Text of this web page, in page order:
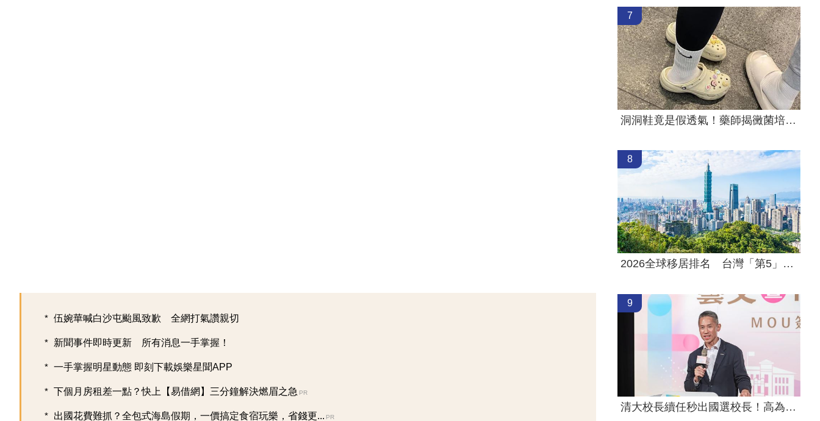
伍婉華喊白沙屯颱風致歉 全網打氣讚親切
新聞事件即時更新 所有消息一手掌握！
一手掌握明星動態 即刻下載娛樂星聞APP
下個月房租差一點？快上【易借網】三分鐘解決燃眉之急 PR
出國花費難抓？全包式海島假期，一價搞定食宿玩樂，省錢更... PR
7
洞洞鞋竟是假透氣！藥師揭黴菌培養皿真相
8
2026全球移居排名 台灣「第5」贏日韓
9
清大校長續任秒出國選校長！高為元道歉了